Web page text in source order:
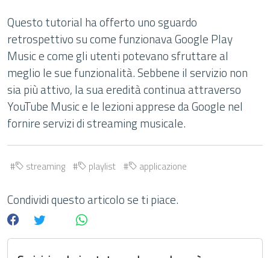
Questo tutorial ha offerto uno sguardo
retrospettivo su come funzionava Google Play
Music e come gli utenti potevano sfruttare al
meglio le sue funzionalità. Sebbene il servizio non
sia più attivo, la sua eredità continua attraverso
YouTube Music e le lezioni apprese da Google nel
fornire servizi di streaming musicale.
streaming playlist applicazione
Condividi questo articolo se ti piace.